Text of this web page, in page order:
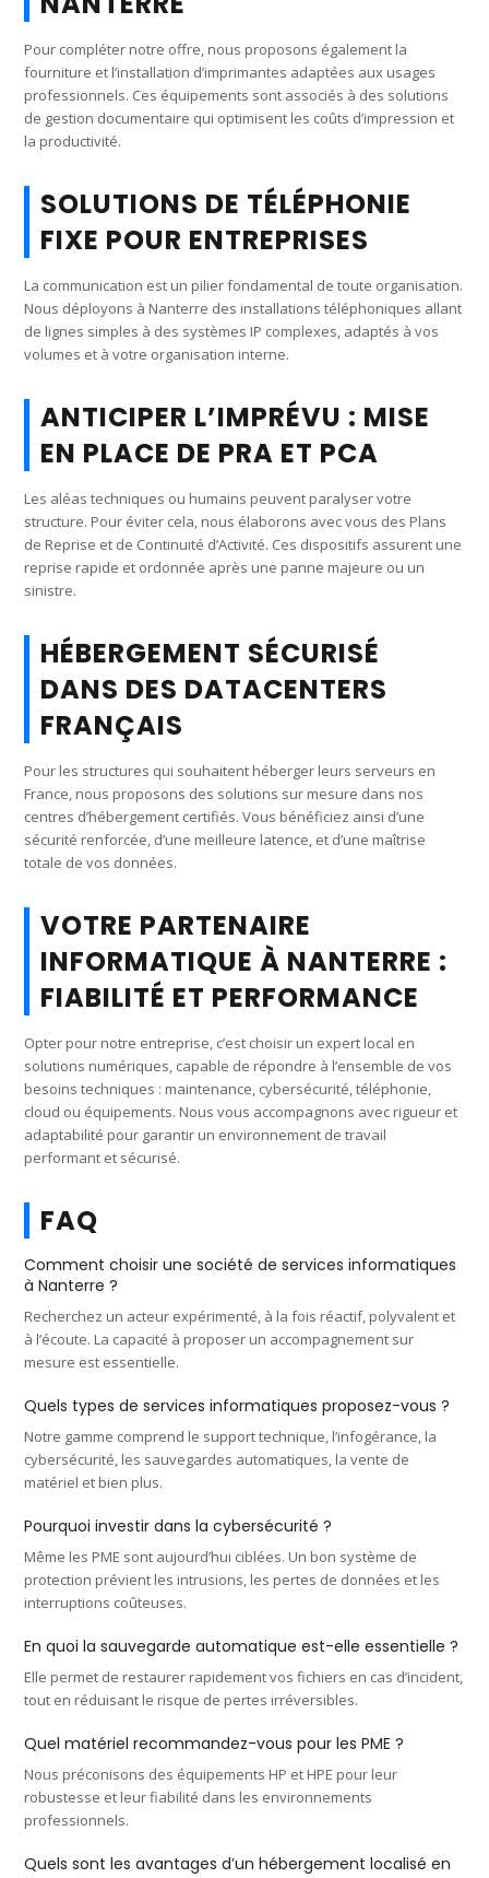
Pour compléter notre offre, nous proposons également la
fourniture et l’installation d’imprimantes adaptées aux usages
professionnels. Ces équipements sont associés à des solutions
de gestion documentaire qui optimisent les coûts d’impression et
la productivité.
SOLUTIONS DE TÉLÉPHONIE
FIXE POUR ENTREPRISES
La communication est un pilier fondamental de toute organisation.
Nous déployons à Nanterre des installations téléphoniques allant
de lignes simples à des systèmes IP complexes, adaptés à vos
volumes et à votre organisation interne.
ANTICIPER L’IMPRÉVU : MISE
EN PLACE DE PRA ET PCA
Les aléas techniques ou humains peuvent paralyser votre
structure. Pour éviter cela, nous élaborons avec vous des Plans
de Reprise et de Continuité d’Activité. Ces dispositifs assurent une
reprise rapide et ordonnée après une panne majeure ou un
sinistre.
HÉBERGEMENT SÉCURISÉ
DANS DES DATACENTERS
FRANÇAIS
Pour les structures qui souhaitent héberger leurs serveurs en
France, nous proposons des solutions sur mesure dans nos
centres d’hébergement certifiés. Vous bénéficiez ainsi d’une
sécurité renforcée, d’une meilleure latence, et d’une maîtrise
totale de vos données.
VOTRE PARTENAIRE
INFORMATIQUE À NANTERRE :
FIABILITÉ ET PERFORMANCE
Opter pour notre entreprise, c’est choisir un expert local en
solutions numériques, capable de répondre à l’ensemble de vos
besoins techniques : maintenance, cybersécurité, téléphonie,
cloud ou équipements. Nous vous accompagnons avec rigueur et
adaptabilité pour garantir un environnement de travail
performant et sécurisé.
FAQ
Comment choisir une société de services informatiques
à Nanterre ?
Recherchez un acteur expérimenté, à la fois réactif, polyvalent et
à l’écoute. La capacité à proposer un accompagnement sur
mesure est essentielle.
Quels types de services informatiques proposez-vous ?
Notre gamme comprend le support technique, l’infogérance, la
cybersécurité, les sauvegardes automatiques, la vente de
matériel et bien plus.
Pourquoi investir dans la cybersécurité ?
Même les PME sont aujourd’hui ciblées. Un bon système de
protection prévient les intrusions, les pertes de données et les
interruptions coûteuses.
En quoi la sauvegarde automatique est-elle essentielle ?
Elle permet de restaurer rapidement vos fichiers en cas d’incident,
tout en réduisant le risque de pertes irréversibles.
Quel matériel recommandez-vous pour les PME ?
Nous préconisons des équipements HP et HPE pour leur
robustesse et leur fiabilité dans les environnements
professionnels.
Quels sont les avantages d’un hébergement localisé en